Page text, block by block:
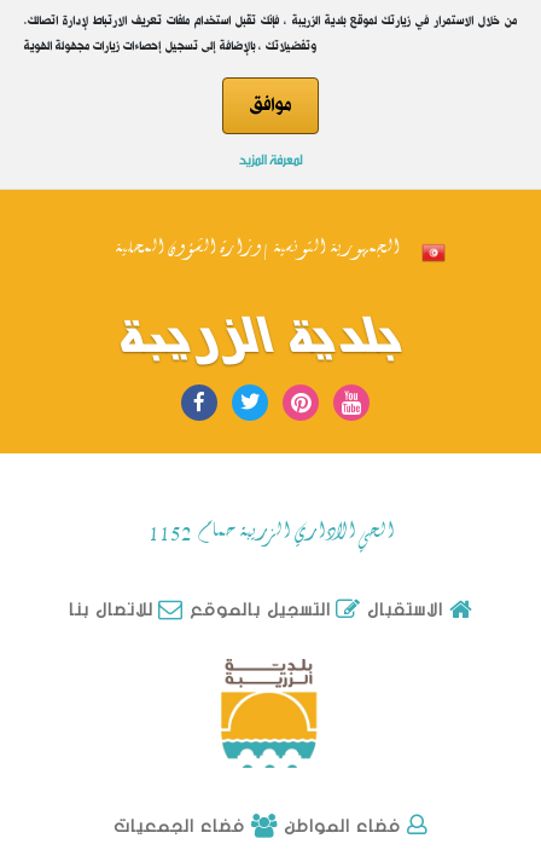
.من خلال الاستمرار في زيارتك لموقع بلدية الزريبة ، فإنك تقبل استخدام ملفات تعريف الارتباط لإدارة اتصالك
وتفضيلاتك ، بالإضافة إلى تسجيل إحصاءات زيارات مجهولة الهوية
موافق
لمعرفة المزيد
الجمهورية التونسية | وزارة الشؤون المحلية
بلدية الزريبة
الحي الاداري الزريبة حمام 1152
الاستقبال التسجيل بالموقع
فضاء المواطن